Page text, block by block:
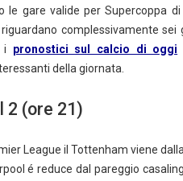
le gare valide per Supercoppa
complessivamente
i pronostici sul calcio di oggi
della giornata.
2 (ore 21)
League il Tottenham viene
é reduce dal pareggio